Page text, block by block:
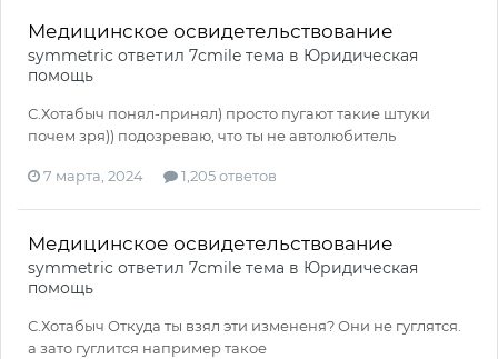
Медицинское освидетельствование
symmetric ответил 7cmile тема в Юридическая
помощь
С.Хотабыч понял-принял) просто пугают такие штуки
почем зря)) подозреваю, что ты не автолюбитель
7 марта, 2024 1,205 ответов
Медицинское освидетельствование
symmetric ответил 7cmile тема в Юридическая
помощь
С.Хотабыч Откуда ты взял эти измененя? Они не гуглятся.
а зато гуглится например такое